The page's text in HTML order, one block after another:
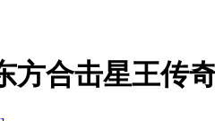
方合击星王传